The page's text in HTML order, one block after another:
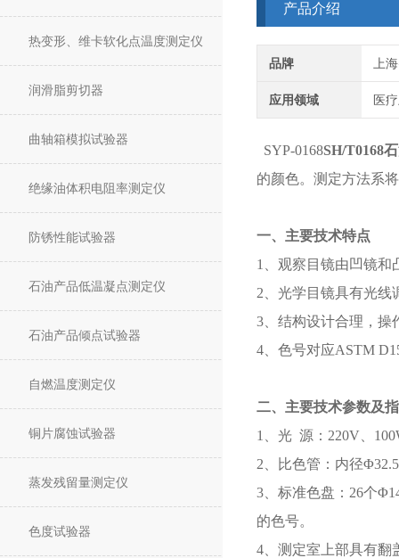
热变形、维卡软化点温度测定仪
润滑脂剪切器
曲轴箱模拟试验器
绝缘油体积电阻率测定仪
防锈性能试验器
石油产品低温凝点测定仪
石油产品倾点试验器
自燃温度测定仪
铜片腐蚀试验器
蒸发残留量测定仪
色度试验器
产品介绍
品牌 上
应用领域 医
SYP-0168SH/T0168
的颜色。测定方法系
一、主要技术特点
1、观察目镜由凹镜和
2、光学目镜具有光线
3、结构设计合理，操
4、色号对应ASTM
二、主要技术参数及
1、光 源：220V、
2、比色管：内径
3、标准色盘：26个
的色号。
4、测定室上部具有翻